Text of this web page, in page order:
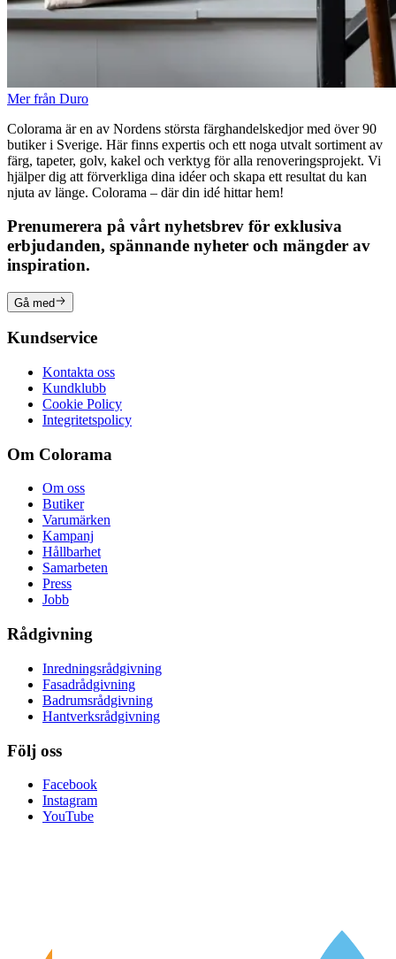
Mer från Duro
Colorama är en av Nordens största färghandelskedjor med över 90
butiker i Sverige. Här finns expertis och ett noga utvalt sortiment av
färg, tapeter, golv, kakel och verktyg för alla renoveringsprojekt. Vi
hjälper dig att förverkliga dina idéer och skapa ett resultat du kan
njuta av länge. Colorama – där din idé hittar hem!
Prenumerera på vårt nyhetsbrev för exklusiva
erbjudanden, spännande nyheter och mängder av
inspiration.
Gå med
Kundservice
Kontakta oss
Kundklubb
Cookie Policy
Integritetspolicy
Om Colorama
Om oss
Butiker
Varumärken
Kampanj
Hållbarhet
Samarbeten
Press
Jobb
Rådgivning
Inredningsrådgivning
Fasadrådgivning
Badrumsrådgivning
Hantverksrådgivning
Följ oss
Facebook
Instagram
YouTube